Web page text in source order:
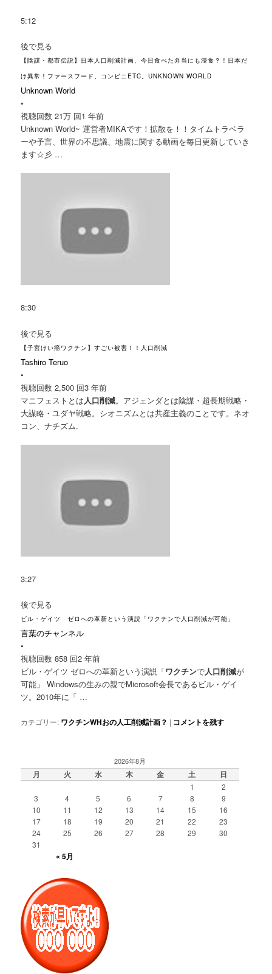
5:12
後で見る
【陰謀・都市伝説】日本人口削減計画、今日食べた弁当にも浸食？！日本だ
け異常！ファースフード、コンビニETC。UNKNOWN WORLD
Unknown World
•
視聴回数 21万 回1 年前
Unknown World~ 運営者MIKAです！拡散を！！タイムトラベラ
ーや予言、世界の不思議、地震に関する動画を毎日更新していき
ます☆彡 …
8:30
後で見る
【子宮けい癌ワクチン】すごい被害！！人口削減
Tashiro Teruo
•
視聴回数 2,500 回3 年前
マニフェストとは 人口削減。アジェンダとは陰謀・超長期戦略・
大謀略・ユダヤ戦略。シオニズムとは共産主義のことです。ネオ
コン、ナチズム.
3:27
後で見る
ビル・ゲイツ ゼロへの革新という演説「ワクチンで人口削減が可能」
言葉のチャンネル
•
視聴回数 858 回2 年前
ビル・ゲイツ ゼロへの革新という演説「ワクチンで人口削減が
可能」 Windowsの生みの親でMicrosoft会長であるビル・ゲイ
ツ。2010年に「 …
カテゴリー: ワクチンWHおの人工削減計画？ | コメントを残す
2026年8月
月 火 水 木 金 土 日
1
2
3
4 5 6 7 8
9
10
11 12 13 14 15
16
17
18 19 20 21 22
23
24
25 26 27 28 29
30
31
« 5月